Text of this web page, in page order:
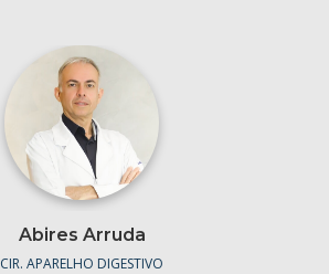
Abires Arruda
CIR. APARELHO DIGESTIVO